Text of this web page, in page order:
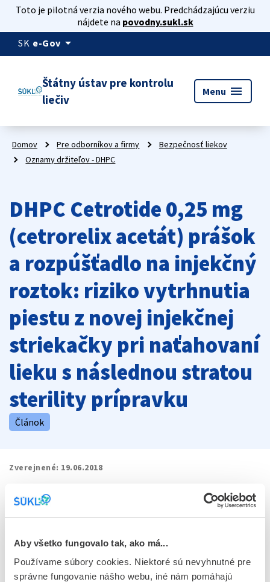
Aby všetko fungovalo tak, ako má...
Používame súbory cookies. Niektoré sú nevyhnutné pre
správne fungovanie nášho webu, iné nám pomáhajú
Toto je pilotná verzia nového webu. Predchádzajúcu verziu
nájdete na povodny.sukl.sk
SK e-Gov arrow_drop_down
Štátny ústav pre kontrolu
liečiv
Menu menu
Domov Pre odborníkov a firmy
Bezpečnosť liekov
Oznamy držiteľov - DHPC
DHPC Cetrotide 0,25 mg
(cetrorelix acetát) prášok
a rozpúšťadlo na injekčný
roztok: riziko vytrhnutia
piestu z novej injekčnej
striekačky pri naťahovaní
lieku s následnou stratou
sterility prípravku
Článok
Zverejnené: 19.06.2018
Dokumenty na stiahnutie
file_present
DHPC_Cetrotide_18_Jun_2018.pdf
Stiahnuť dokumentdownload